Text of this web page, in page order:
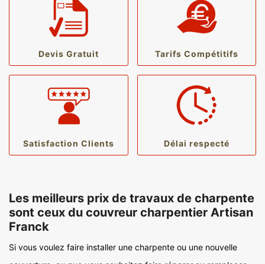
Devis Gratuit Tarifs Compétitifs
Satisfaction Clients Délai respecté
Les meilleurs prix de travaux de charpente
sont ceux du couvreur charpentier Artisan
Franck
Si vous voulez faire installer une charpente ou une nouvelle